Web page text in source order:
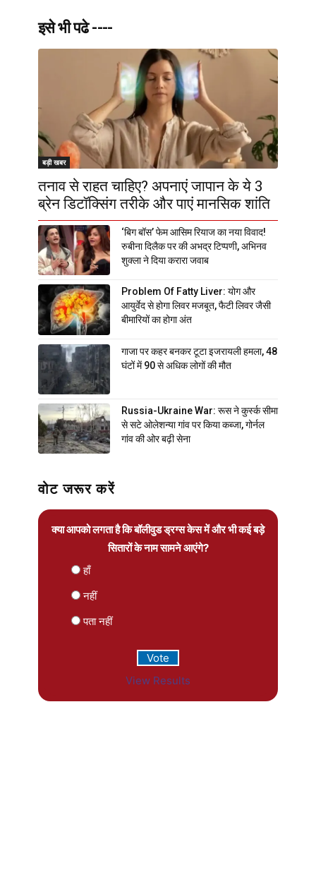
इसे भी पढे ----
बड़ी खबर
तनाव से राहत चाहिए? अपनाएं जापान के ये 3
ब्रेन डिटॉक्सिंग तरीके और पाएं मानसिक शांति
‘बिग बॉस’ फेम आसिम रियाज का नया विवाद!
रुबीना दिलैक पर की अभद्र टिप्पणी, अभिनव
शुक्ला ने दिया करारा जवाब
Problem Of Fatty Liver: योग और
आयुर्वेद से होगा लिवर मजबूत, फैटी लिवर जैसी
बीमारियों का होगा अंत
गाजा पर कहर बनकर टूटा इजरायली हमला, 48
घंटों में 90 से अधिक लोगों की मौत
Russia-Ukraine War: रूस ने कुर्स्क सीमा
से सटे ओलेशन्या गांव पर किया कब्जा, गोर्नल
गांव की ओर बढ़ी सेना
वोट जरूर करें
क्या आपको लगता है कि बॉलीवुड ड्रग्स केस में और भी कई बड़े
सितारों के नाम सामने आएंगे?
हाँ
नहीं
पता नहीं
View Results